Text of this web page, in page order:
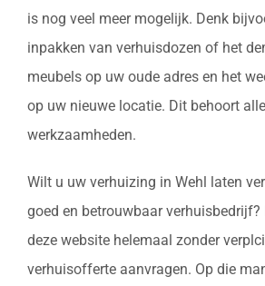
is nog veel meer mogelijk. Denk
inpakken van verhuisdozen of het
meubels op uw oude adres en het
op uw nieuwe locatie. Dit behoort
werkzaamheden.
Wilt u uw verhuizing in Wehl laten
goed en betrouwbaar
deze website helemaal zonder
verhuisofferte aanvragen. Op die